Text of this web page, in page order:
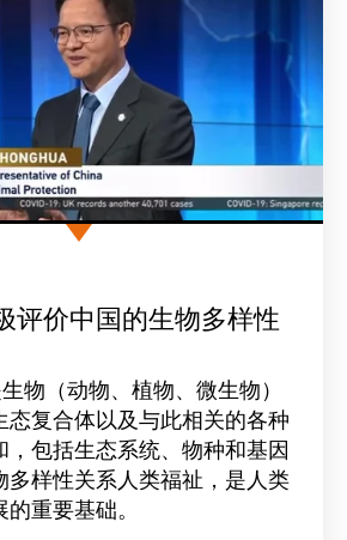
评价中国的生物多样性
物（动物、植物、微生物）
态复合体以及与此相关的各种
，包括生态系统、物种和基因
多样性关系人类福祉，是人类
重要基础。